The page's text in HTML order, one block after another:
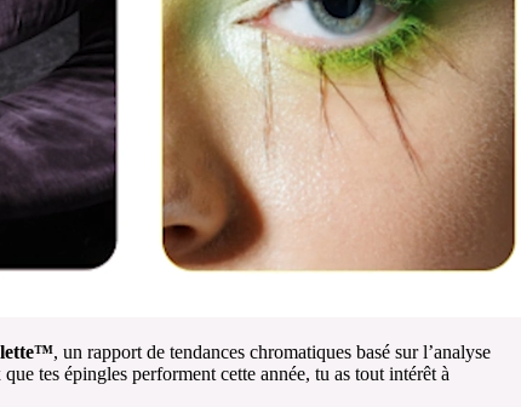
, un rapport de tendances chromatiques basé sur l’analyse
tes épingles performent cette année, tu as tout intérêt à